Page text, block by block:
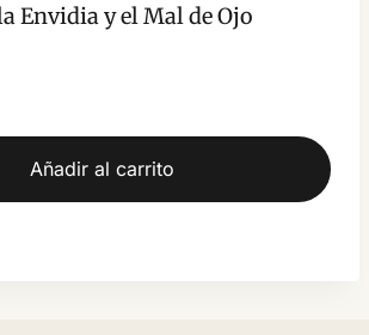
Envidia y el Mal de Ojo
Añadir al carrito